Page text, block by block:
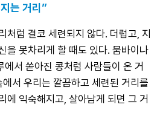
는 거리”
처럼 결코 세련되지 않다. 더럽고, 지
을 못차리게 할 때도 있다. 뭄바이나
서 쏟아진 콩처럼 사람들이 온 거
서 우리는 깔끔하고 세련된 거리를
에 익숙해지고, 살아남게 되면 그 거